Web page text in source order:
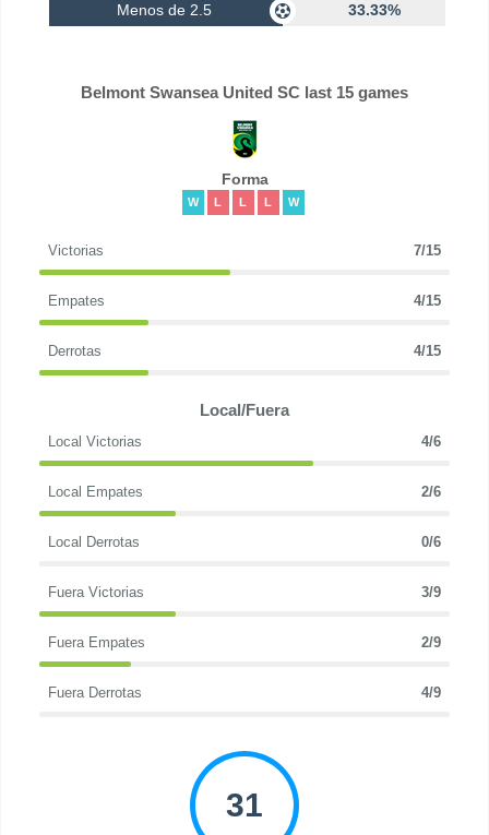
Menos de 2.5 33.33%
Belmont Swansea United SC last 15 games
Forma
W L L L W
Victorias 7/15
Empates 4/15
Derrotas 4/15
Local/Fuera
Local Victorias 4/6
Local Empates 2/6
Local Derrotas 0/6
Fuera Victorias 3/9
Fuera Empates 2/9
Fuera Derrotas 4/9
31